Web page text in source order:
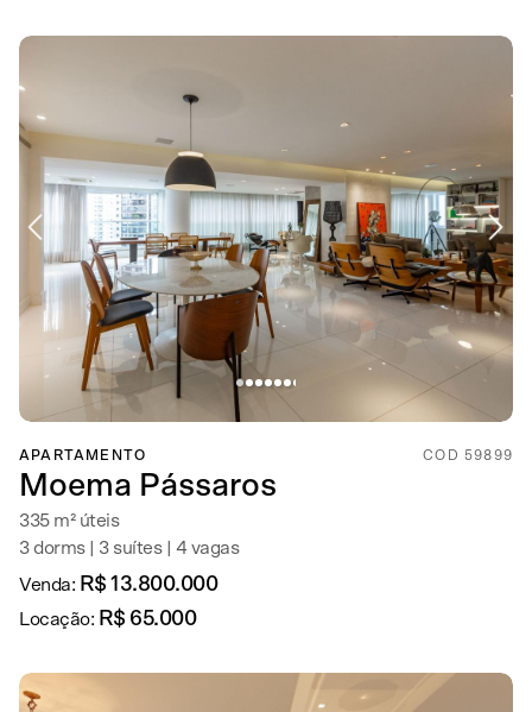
APARTAMENTO COD 59899
Moema Pássaros
335 m² úteis
3 dorms | 3 suítes | 4 vagas
Venda: R$ 13.800.000
Locação: R$ 65.000